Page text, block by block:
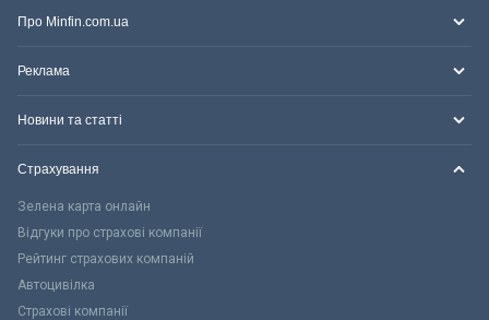
Про Minfin.com.ua
Реклама
Новини та статті
Страхування
Зелена карта онлайн
Відгуки про страхові компанії
Рейтинг страхових компаній
Автоцивілка
Страхові компанії